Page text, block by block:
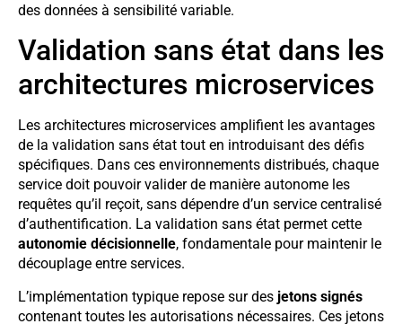
des données à sensibilité variable.
Validation sans état dans les
architectures microservices
Les architectures microservices amplifient les avantages
de la validation sans état tout en introduisant des défis
spécifiques. Dans ces environnements distribués, chaque
service doit pouvoir valider de manière autonome les
requêtes qu’il reçoit, sans dépendre d’un service centralisé
d’authentification. La validation sans état permet cette
autonomie décisionnelle, fondamentale pour maintenir le
découplage entre services.
L’implémentation typique repose sur des jetons signés
contenant toutes les autorisations nécessaires. Ces jetons